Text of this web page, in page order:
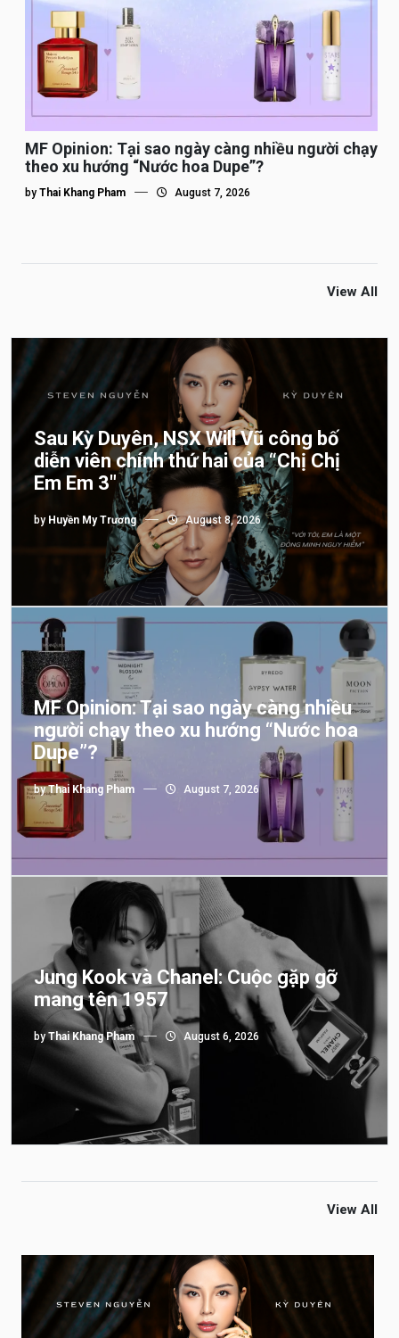
MF Opinion: Tại sao ngày càng nhiều người chạy
theo xu hướng “Nước hoa Dupe”?
by Thai Khang Pham August 7, 2026
View All
Sau Kỳ Duyên, NSX Will Vũ công bố
diễn viên chính thứ hai của “Chị Chị
Em Em 3″
by Huyền My Trương August 8, 2026
MF Opinion: Tại sao ngày càng nhiều
người chạy theo xu hướng “Nước hoa
Dupe”?
byThai Khang Pham August 7, 2026
Jung Kook và Chanel: Cuộc gặp gỡ
mang tên 1957
byThai Khang Pham August 6, 2026
View All